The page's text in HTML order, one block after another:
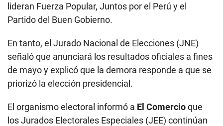
lideran Fuerza Popular, Juntos por el Perú y el
Partido del Buen Gobierno.
En tanto, el Jurado Nacional de Elecciones (JNE)
señaló que anunciará los resultados oficiales a fines
de mayo y explicó que la demora responde a que se
priorizó la elección presidencial.
El organismo electoral informó a El Comercioque
los Jurados Electorales Especiales (JEE) continúan